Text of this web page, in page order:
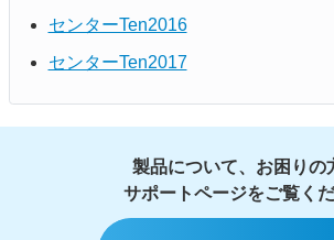
センターTen2016
センターTen2017
製品について、お困りの
サポートページをご覧く